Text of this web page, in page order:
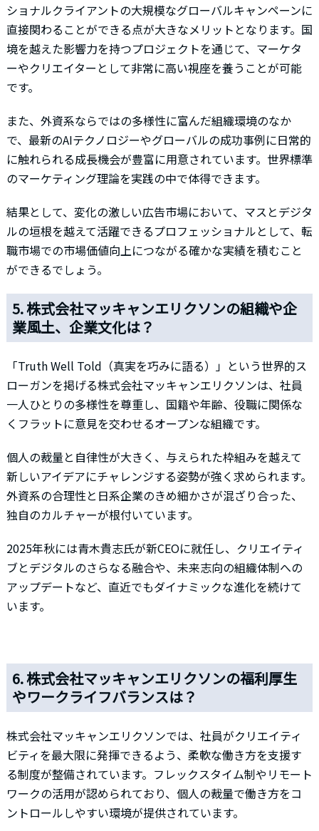
ショナルクライアントの大規模なグローバルキャンペーンに
直接関わることができる点が大きなメリットとなります。国
境を越えた影響力を持つプロジェクトを通じて、マーケタ
ーやクリエイターとして非常に高い視座を養うことが可能
です。
また、外資系ならではの多様性に富んだ組織環境のなか
で、最新のAIテクノロジーやグローバルの成功事例に日常的
に触れられる成長機会が豊富に用意されています。世界標準
のマーケティング理論を実践の中で体得できます。
結果として、変化の激しい広告市場において、マスとデジタ
ルの垣根を越えて活躍できるプロフェッショナルとして、転
職市場での市場価値向上につながる確かな実績を積むこと
ができるでしょう。
5. 株式会社マッキャンエリクソンの組織や企
業風土、企業文化は？
「Truth Well Told（真実を巧みに語る）」という世界的ス
ローガンを掲げる株式会社マッキャンエリクソンは、社員
一人ひとりの多様性を尊重し、国籍や年齢、役職に関係な
くフラットに意見を交わせるオープンな組織です。
個人の裁量と自律性が大きく、与えられた枠組みを越えて
新しいアイデアにチャレンジする姿勢が強く求められます。
外資系の合理性と日系企業のきめ細かさが混ざり合った、
独自のカルチャーが根付いています。
2025年秋には青木貴志氏が新CEOに就任し、クリエイティ
ブとデジタルのさらなる融合や、未来志向の組織体制への
アップデートなど、直近でもダイナミックな進化を続けて
います。
6. 株式会社マッキャンエリクソンの福利厚生
やワークライフバランスは？
株式会社マッキャンエリクソンでは、社員がクリエイティ
ビティを最大限に発揮できるよう、柔軟な働き方を支援す
る制度が整備されています。フレックスタイム制やリモート
ワークの活用が認められており、個人の裁量で働き方をコ
ントロールしやすい環境が提供されています。